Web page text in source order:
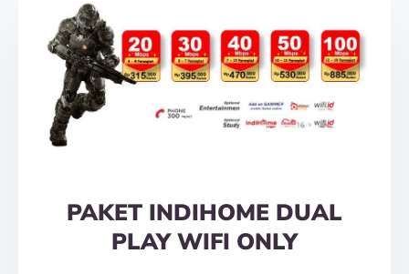
PAKET INDIHOME DUAL
PLAY WIFI ONLY